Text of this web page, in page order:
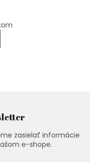
zasielať informácie
e-shope.